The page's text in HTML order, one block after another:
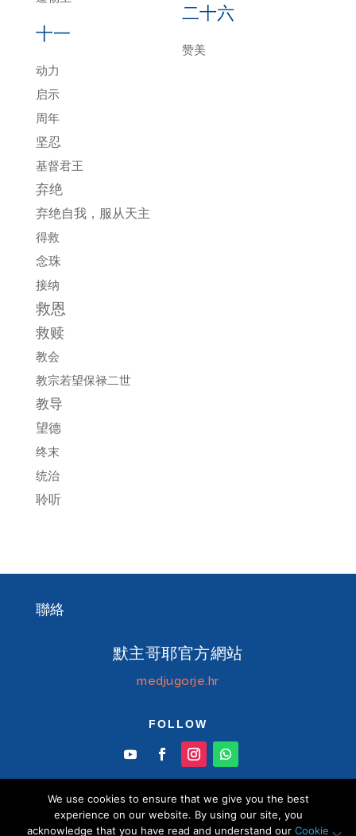
十一
动力
启示
周年
坚忍
基督君王
弃绝
弃绝自我，服从天主
得救
念珠
接纳
救恩
救赎
教会
教宗若望保禄二世
教导
望德
终末
统治
聆听
二十六
赞美
聯絡
默主哥耶官方網站
medjugorje.hr
FOLLOW
© Information centre "Mir" Medjugorje 2026 默
We use cookies to ensure that we give you the best
experience on our website. By using our site, you
acknowledge that you have read and understand our Cookie